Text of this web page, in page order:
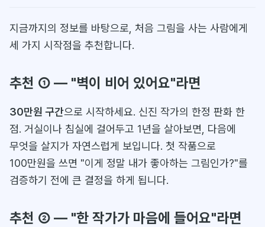
지금까지의 정보를 바탕으로, 처음 그림을 사는 사람에게
세 가지 시작점을 추천합니다.
추천 ① — "벽이 비어 있어요"라면
30만원 구간으로 시작하세요. 신진 작가의 한정 판화 한
점. 거실이나 침실에 걸어두고 1년을 살아보면, 다음에
무엇을 살지가 자연스럽게 보입니다. 첫 작품으로
100만원을 쓰면 "이게 정말 내가 좋아하는 그림인가?"를
검증하기 전에 큰 결정을 하게 됩니다.
추천 ② — "한 작가가 마음에 들어요"라면